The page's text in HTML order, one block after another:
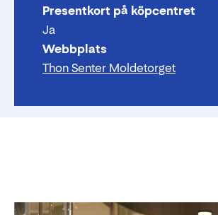
Presentkort på köpcentret
Ja
Webbplats
Thon Senter Moldetorget